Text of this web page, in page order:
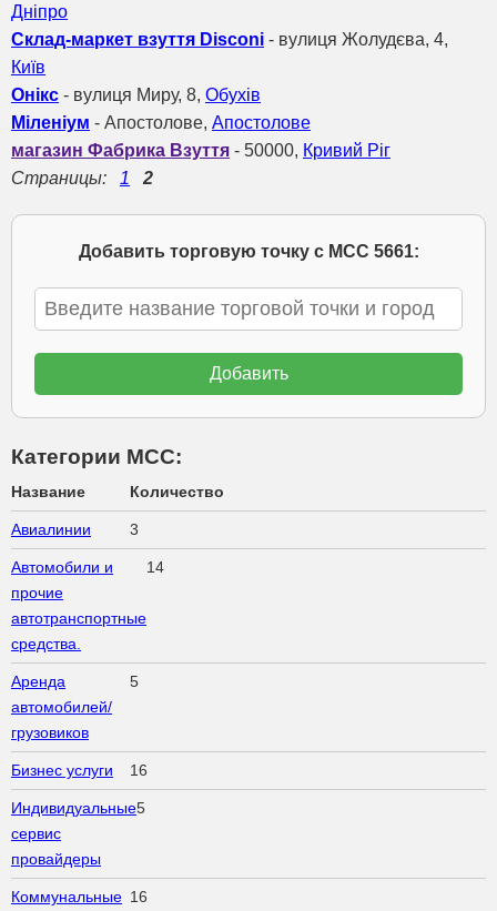
Дніпро
Склад-маркет взуття Disconi - вулиця Жолудєва, 4,
Київ
Онікс - вулиця Миру, 8, Обухів
Міленіум - Апостолове, Апостолове
магазин Фабрика Взуття - 50000, Кривий Ріг
Страницы: 1 2
Добавить торговую точку с МСС 5661:
Категории МСС:
Название Количество
Авиалинии 3
Автомобили и
прочие
автотранспортные
средства.
14
Аренда
автомобилей/
грузовиков
5
Бизнес услуги 16
Индивидуальные
сервис
провайдеры
5
Коммунальные 16